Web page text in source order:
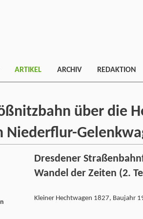
ARTIKEL ARCHIV REDAKTION
über die
Niederflur-
Dresdener
Wandel der Zeiten (2.
Kleiner Hechtwagen 1827, Baujahr